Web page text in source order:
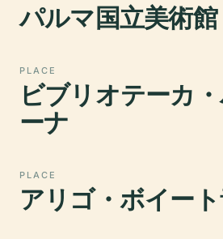
パルマ国立美術館
PLACE
ビブリオテーカ
ーナ
PLACE
アリゴ・ボイー